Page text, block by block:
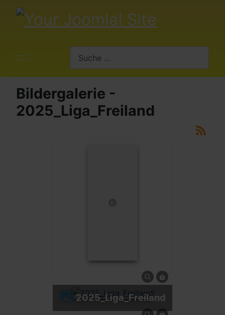
Bildergalerie -
2025_Liga_Freiland
2025_Liga_Freiland